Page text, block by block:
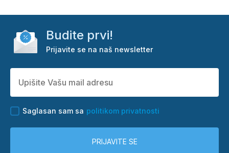
Budite prvi!
Prijavite se na naš newsletter
Saglasan sam sa politikom privatnosti
PRIJAVITE SE